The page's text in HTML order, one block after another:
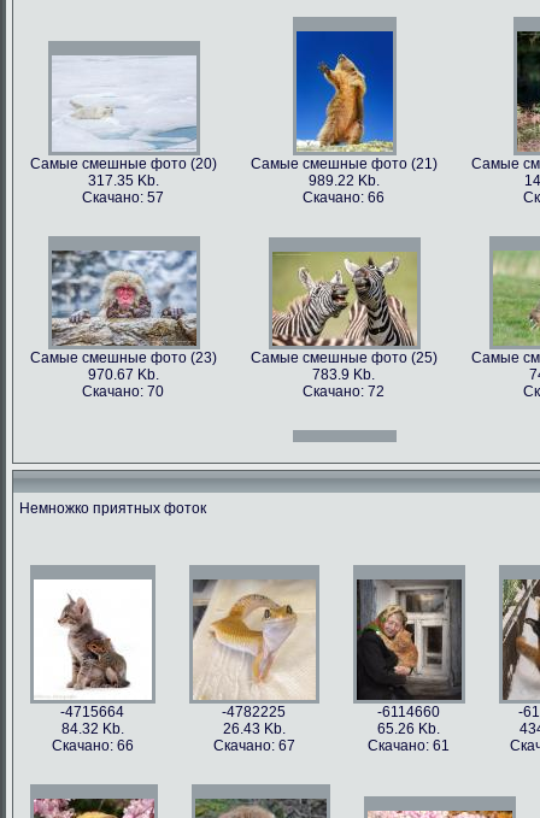
Самые смешные фото (9)
562.79 Kb.
Самые смешные фото (10)
899.22 Kb.
Самые
996.47 Kb.
Скачано: 71
Самые смешные фото (15)
809.97 Kb.
Скачано: 68
Самые смешные фото (16)
674.29 Kb.
Скачано: 79
Самые
Самые смешные фото (20)
317.35 Kb.
Скачано: 57
Самые смешные фото (21)
989.22 Kb.
Скачано: 66
Самые
Самые смешные фото (23)
970.67 Kb.
Скачано: 70
Самые смешные фото (25)
783.9 Kb.
Скачано: 72
Самые
Самые смешные фото (27)
Скачано: 61
Самые смешные фото (28)
1158.5 Kb.
Скачано: 76
Самые
Самые смешные фото (31)
626.42 Kb.
Скачано: 77
Самые смешные фото (33)
1054 Kb.
Скачано: 85
Немножко приятных фоток
-4715664
84.32 Kb.
Скачано: 66
-4782225
26.43 Kb.
Скачано: 67
-6114660
65.26 Kb.
Скачано: 61
-